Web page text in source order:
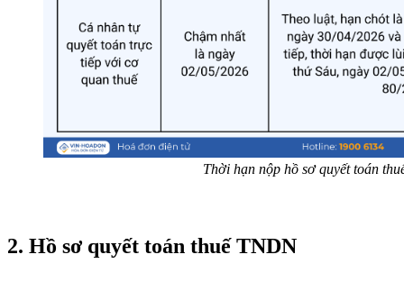
Thời hạn nộp hồ sơ quyết toán
2. Hồ sơ quyết toán thuế TNDN